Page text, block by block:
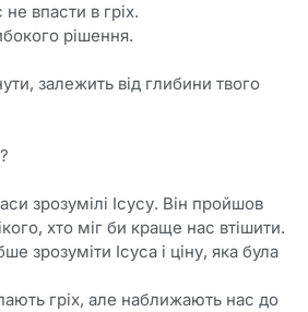
впасти в гріх.
рішення.
залежить від глибини твого
зрозумілі Ісусу. Він пройшов
хто міг би краще нас втішити.
зрозуміти Ісуса і ціну, яка була
гріх, але наближають нас до